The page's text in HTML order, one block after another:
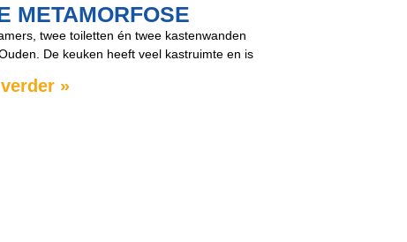
METAMORFOSE
twee toiletten én twee kastenwanden
De keuken heeft veel kastruimte en is
»